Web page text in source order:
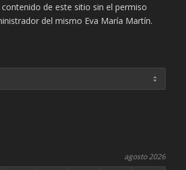
de este sitio sin el permiso
del mismo Eva María Martín.
agosto 2026